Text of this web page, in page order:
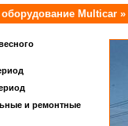
оборудование Multicar »
и ремонтные